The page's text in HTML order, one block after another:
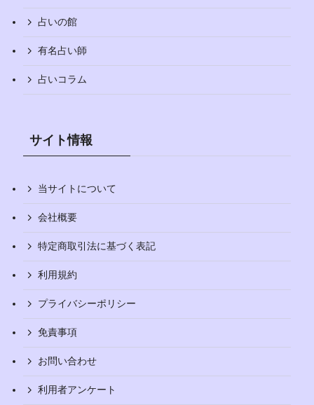
占いの館
有名占い師
占いコラム
サイト情報
当サイトについて
会社概要
特定商取引法に基づく表記
利用規約
プライバシーポリシー
免責事項
お問い合わせ
利用者アンケート